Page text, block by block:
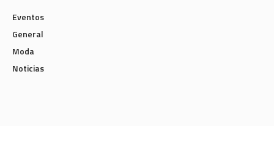
Eventos
General
Moda
Noticias